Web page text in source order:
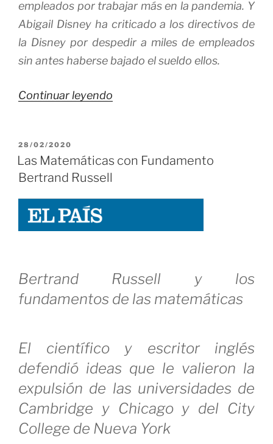
empleados por trabajar más en la pandemia. Y
Abigail Disney ha criticado a los directivos de
la Disney por despedir a miles de empleados
sin antes haberse bajado el sueldo ellos.
Continuar leyendo
para
para
prevenir
PUBLICADO
EL
28/02/2020
Las Matemáticas con Fundamento
Bertrand Russell
Bertrand Russell y los
fundamentos de las matemáticas
El científico y escritor inglés
defendió ideas que le valieron la
expulsión de las universidades de
Cambridge y Chicago y del City
College de Nueva York